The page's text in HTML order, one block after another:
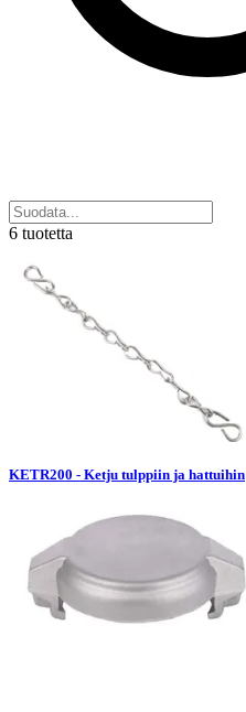
6 tuotetta
KETR200 - Ketju tulppiin ja hattuihin